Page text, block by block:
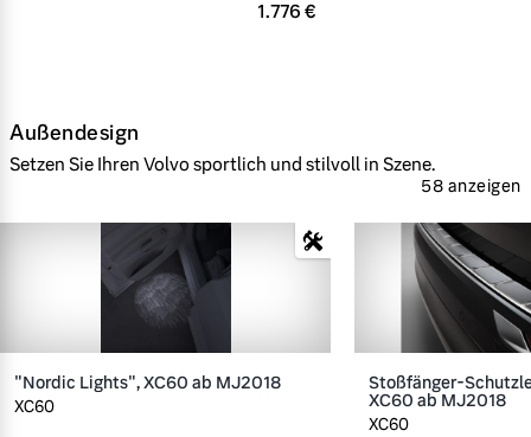
1.776 €
Außendesign
Setzen Sie Ihren Volvo sportlich und stilvoll in Szene.
58 anzeigen
"Nordic Lights", XC60 ab MJ2018
XC60
Stoßfänger-
XC60 ab MJ2018
XC60